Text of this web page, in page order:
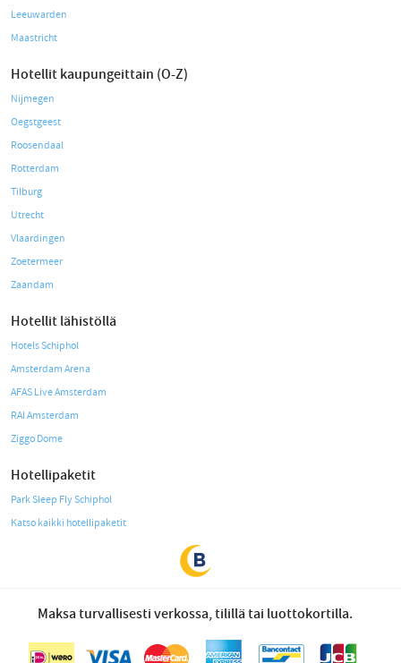
Leeuwarden
Maastricht
Hotellit kaupungeittain (O-Z)
Nijmegen
Oegstgeest
Roosendaal
Rotterdam
Tilburg
Utrecht
Vlaardingen
Zoetermeer
Zaandam
Hotellit lähistöllä
Hotels Schiphol
Amsterdam Arena
AFAS Live Amsterdam
RAI Amsterdam
Ziggo Dome
Hotellipaketit
Park Sleep Fly Schiphol
Katso kaikki hotellipaketit
Maksa turvallisesti verkossa, tilillä tai luottokortilla.